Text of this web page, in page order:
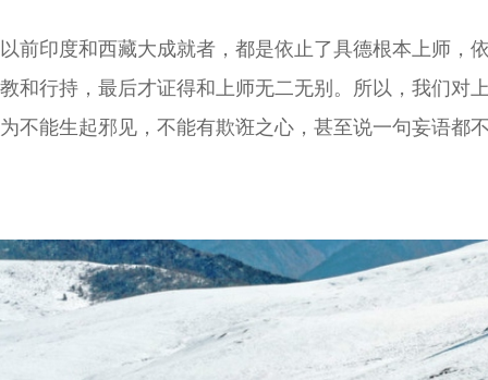
以前印度和西藏大成就者，都是依止了具德根本上师，
教和行持，最后才证得和上师无二无别。所以，我们对
为不能生起邪见，不能有欺诳之心，甚至说一句妄语都